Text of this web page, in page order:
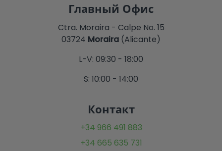
Главный Офис
Ctra. Moraira - Calpe No. 15
03724 Moraira (Alicante)
L-V: 09:30 - 18:00
S: 10:00 - 14:00
Контакт
+34 966 491 883
+34 665 635 731